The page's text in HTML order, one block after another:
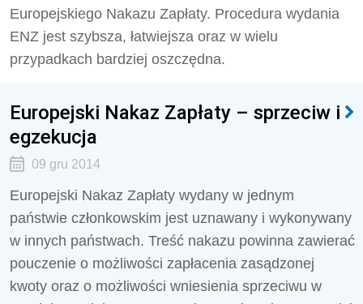
Europejskiego Nakazu Zapłaty. Procedura wydania
ENZ jest szybsza, łatwiejsza oraz w wielu
przypadkach bardziej oszczędna.
Europejski Nakaz Zapłaty – sprzeciw i
egzekucja
09 gru 2014
Europejski Nakaz Zapłaty wydany w jednym
państwie członkowskim jest uznawany i wykonywany
w innych państwach. Treść nakazu powinna zawierać
pouczenie o możliwości zapłacenia zasądzonej
kwoty oraz o możliwości wniesienia sprzeciwu w